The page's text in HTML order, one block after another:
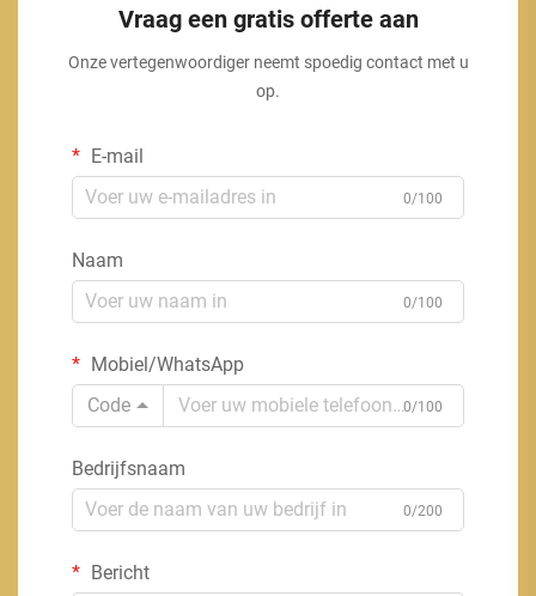
Vraag een gratis offerte aan
Onze vertegenwoordiger neemt spoedig contact met u
op.
E-mail
0/100
Naam
0/100
Mobiel/WhatsApp
Code
0/100
Bedrijfsnaam
0/200
Bericht